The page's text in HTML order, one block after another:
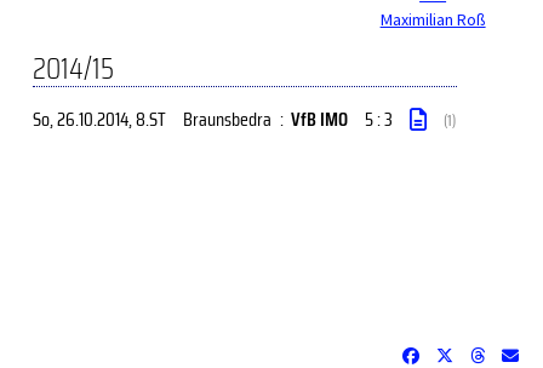
Maximilian Roß
2014/15
So, 26.10.2014, 8.ST Braunsbedra : VfB IMO 5 : 3 (1)